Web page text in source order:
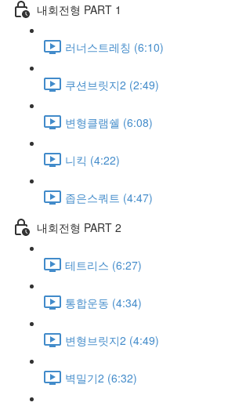
내회전형 PART 1
러너스트레칭 (6:10)
쿠션브릿지2 (2:49)
변형클램쉘 (6:08)
니킥 (4:22)
좁은스쿼트 (4:47)
내회전형 PART 2
테트리스 (6:27)
통합운동 (4:34)
변형브릿지2 (4:49)
벽밀기2 (6:32)